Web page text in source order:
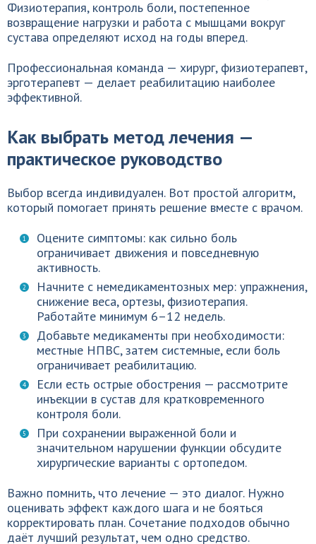
Физиотерапия, контроль боли, постепенное
возвращение нагрузки и работа с мышцами вокруг
сустава определяют исход на годы вперед.
Профессиональная команда — хирург, физиотерапевт,
эрготерапевт — делает реабилитацию наиболее
эффективной.
Как выбрать метод лечения —
практическое руководство
Выбор всегда индивидуален. Вот простой алгоритм,
который помогает принять решение вместе с врачом.
Оцените симптомы: как сильно боль
ограничивает движения и повседневную
активность.
Начните с немедикаментозных мер: упражнения,
снижение веса, ортезы, физиотерапия.
Работайте минимум 6–12 недель.
Добавьте медикаменты при необходимости:
местные НПВС, затем системные, если боль
ограничивает реабилитацию.
Если есть острые обострения — рассмотрите
инъекции в сустав для кратковременного
контроля боли.
При сохранении выраженной боли и
значительном нарушении функции обсудите
хирургические варианты с ортопедом.
Важно помнить, что лечение — это диалог. Нужно
оценивать эффект каждого шага и не бояться
корректировать план. Сочетание подходов обычно
даёт лучший результат, чем одно средство.